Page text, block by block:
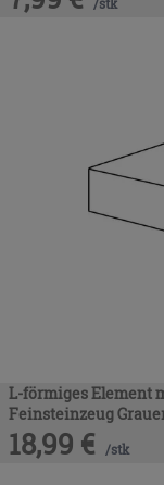
L-förmiges Element
Feinsteinzeug
18,99 € /stk